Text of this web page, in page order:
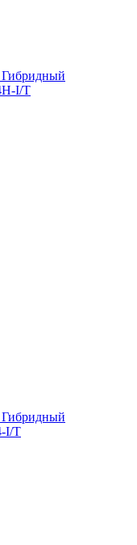
Гибридный
I/T
Гибридный
I/T